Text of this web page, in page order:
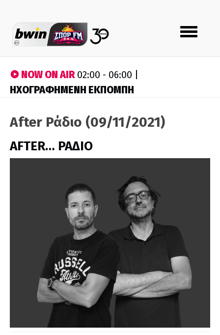
Toggle
navigation
NOW ON AIR02:00 - 06:00 |
ΗΧΟΓΡΑΦΗΜΕΝΗ ΕΚΠΟΜΠΗ
After Ράδιο (09/11/2021)
AFTER… ΡΑΔΙΟ